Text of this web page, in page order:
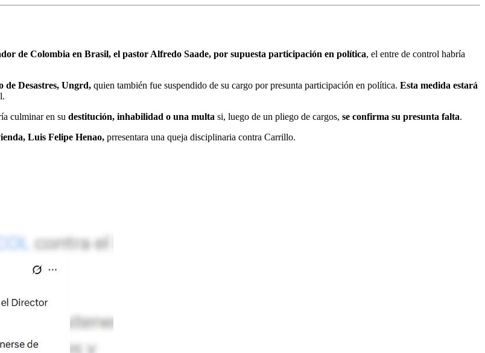
de Colombia en Brasil, el pastor Alfredo Saade, por supuesta participación en política, el entre de control habría
de Desastres, Ungrd, quien también fue suspendido de su cargo por presunta participación en política. Esta medida estará
culminar en su destitución, inhabilidad o una multa si, luego de un pliego de cargos, se confirma su presunta falta.
Luis Felipe Henao, prresentara una queja disciplinaria contra Carrillo.